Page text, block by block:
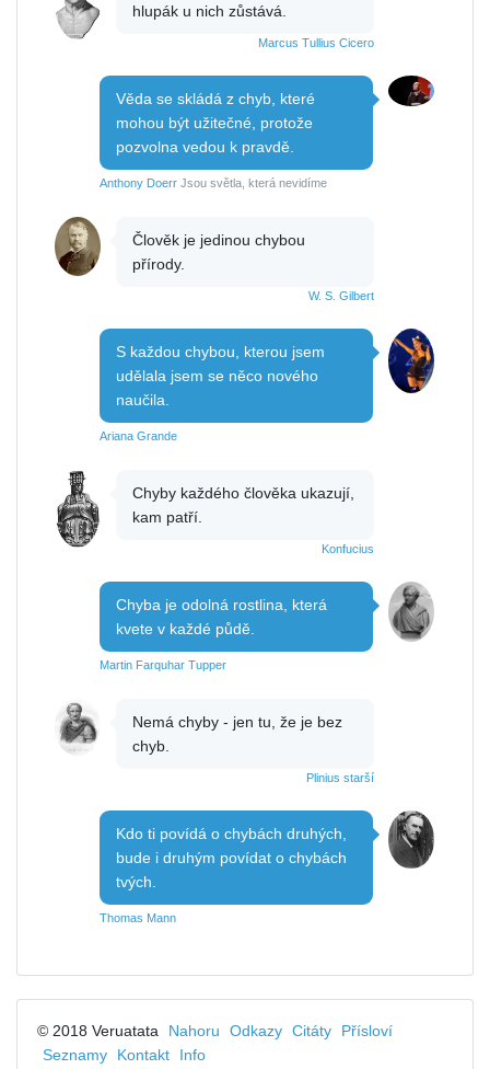
hlupák u nich zůstává.
Marcus Tullius Cicero
Věda se skládá z chyb, které
mohou být užitečné, protože
pozvolna vedou k pravdě.
Anthony Doerr Jsou světla, která nevidíme
Člověk je jedinou chybou
přírody.
W. S. Gilbert
S každou chybou, kterou jsem
udělala jsem se něco nového
naučila.
Ariana Grande
Chyby každého člověka ukazují,
kam patří.
Konfucius
Chyba je odolná rostlina, která
kvete v každé půdě.
Martin Farquhar Tupper
Nemá chyby - jen tu, že je bez
chyb.
Plinius starší
Kdo ti povídá o chybách druhých,
bude i druhým povídat o chybách
tvých.
Thomas Mann
© 2018 Veruatata Nahoru Odkazy Citáty
Přísloví
Seznamy
Kontakt Info